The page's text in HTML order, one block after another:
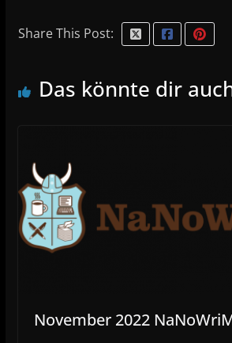
Share This Post:
Das könnte dir
November 2022